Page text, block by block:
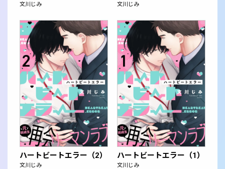
文川じみ 文川じみ
ハートビートエラー（2）
文川じみ
ハートビートエラー（1）
文川じみ